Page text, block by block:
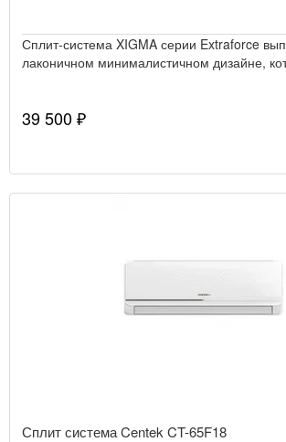
Сплит-система XIGMA серии Extraforce
лаконичном минималистичном дизайне,
39 500 ₽
Сплит система Centek CT-65F18